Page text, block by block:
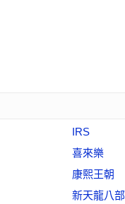
IRS
喜來樂
康熙王朝
新天龍八部